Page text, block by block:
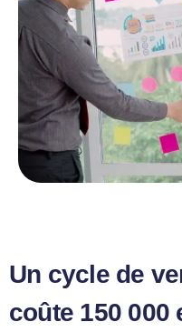
Un cycle de
coûte 150 000